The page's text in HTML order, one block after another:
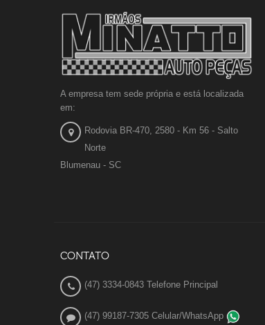
A empresa tem sede própria e está localizada
em:
Rodovia BR-470, 2580 - Km 56 - Salto
Norte
Blumenau - SC
CONTATO
(47) 3334-0843 Telefone Principal
(47) 99187-7305 Celular/WhatsApp